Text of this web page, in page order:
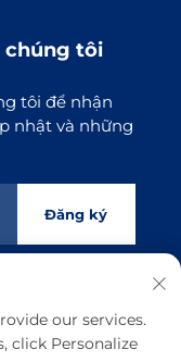
chúng tôi
tôi để nhận
nhật và những
Đăng ký
Truyền động
Chính sách
our services.
click Personalize